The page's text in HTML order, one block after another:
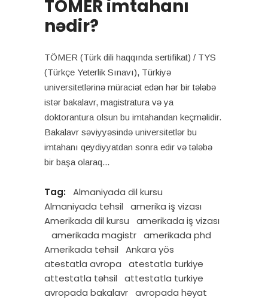
TÖMER imtahanı
nədir?
TÖMER (Türk dili haqqında sertifikat) / TYS
(Türkçe Yeterlik Sınavı), Türkiyə
universitetlərinə müraciət edən hər bir tələbə
istər bakalavr, magistratura və ya
doktorantura olsun bu imtahandan keçməlidir.
Bakalavr səviyyəsində universitetlər bu
imtahanı qeydiyyatdan sonra edir və tələbə
bir başa olaraq
Tag:
Almaniyada dil kursu
Almaniyada tehsil
amerika iş vizası
Amerikada dil kursu
amerikada iş vizası
amerikada magistr amerikada phd
Amerikada tehsil
Ankara yös
atestatla avropa
atestatla turkiye
attestatla təhsil
attestatla turkiye
avropada bakalavr avropada həyat